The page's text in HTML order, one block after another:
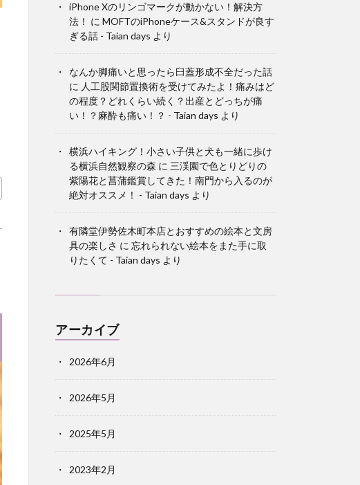
iPhone Xのリンゴマークが動かない！解決方
法！ に MOFTのiPhoneケース&スタンドが良す
ぎる話 - Taian days より
なんか脚痛いと思ったら臼蓋形成不全だった話
に 人工股関節置換術を受けてみたよ！痛みはど
の程度？どれくらい続く？出産とどっちが痛
い！？麻酔も痛い！？ - Taian days より
横浜ハイキング！小さい子供と犬も一緒に歩け
る横浜自然観察の森 に 三渓園で色とりどりの
紫陽花と菖蒲鑑賞してきた！南門から入るのが
絶対オススメ！ - Taian days より
有隣堂伊勢佐木町本店とおすすめの絵本と文房
具の楽しさ に 忘れられない絵本をまた手に取
りたくて - Taian days より
アーカイブ
2026年6月
2026年5月
2025年5月
2023年2月